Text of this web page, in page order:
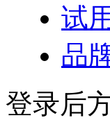
试
品
登录后